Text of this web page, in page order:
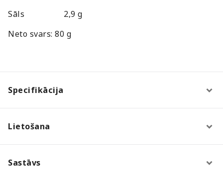
Sāls
2,9 g
Neto svars: 80 g
Specifikācija
Lietošana
Sastāvs